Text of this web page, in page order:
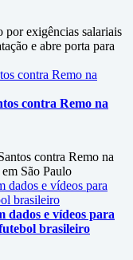
por exigências salariais
e abre porta para
contra Remo na
contra Remo na
São Paulo
dados e vídeos para
brasileiro